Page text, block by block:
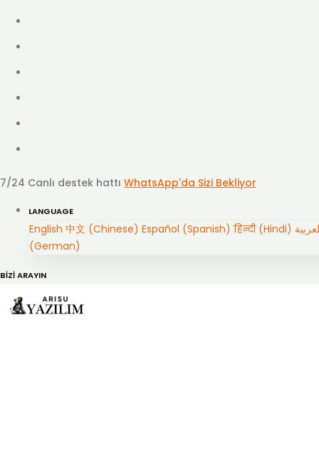
7/24 Canlı destek hattı WhatsApp'da Sizi Bekliyor
LANGUAGE
English 中文 (Chinese) Español (Spanish) हिन्दी (Hindi)
(German)
BİZİ ARAYIN